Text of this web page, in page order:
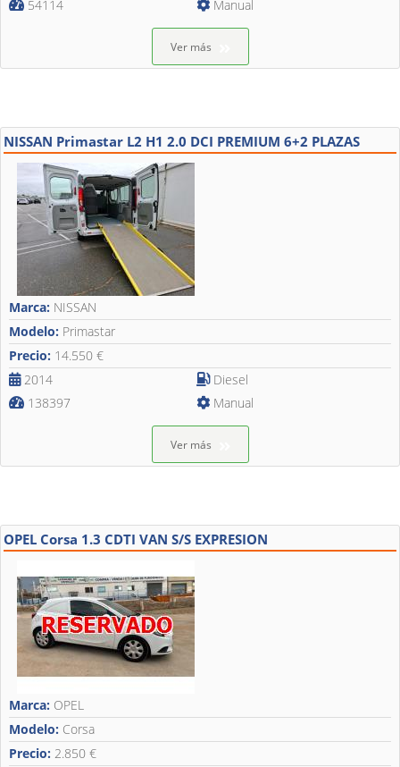
54114
Manual
Ver más
NISSAN Primastar L2 H1 2.0 DCI PREMIUM 6+2 PLAZAS
Marca: NISSAN
Modelo: Primastar
Precio: 14.550 €
2014
138397
Diesel
Manual
Ver más
OPEL Corsa 1.3 CDTI VAN S/S EXPRESION
Marca: OPEL
Modelo: Corsa
Precio: 2.850 €